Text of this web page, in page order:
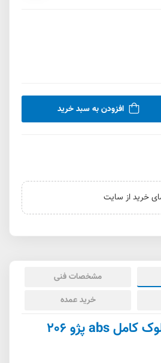
افزودن به سبد خرید
خرید از سایت
مشخصات فنی
خرید عمده
معرفی پمپ و بلوک کامل abs پژو 206